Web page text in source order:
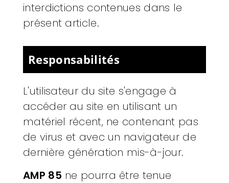
interdictions contenues dans le
présent article.
Responsabilités
L'utilisateur du site s'engage à
accéder au site en utilisant un
matériel récent, ne contenant pas
de virus et avec un navigateur de
dernière génération mis-à-jour.
AMP 85 ne pourra être tenue